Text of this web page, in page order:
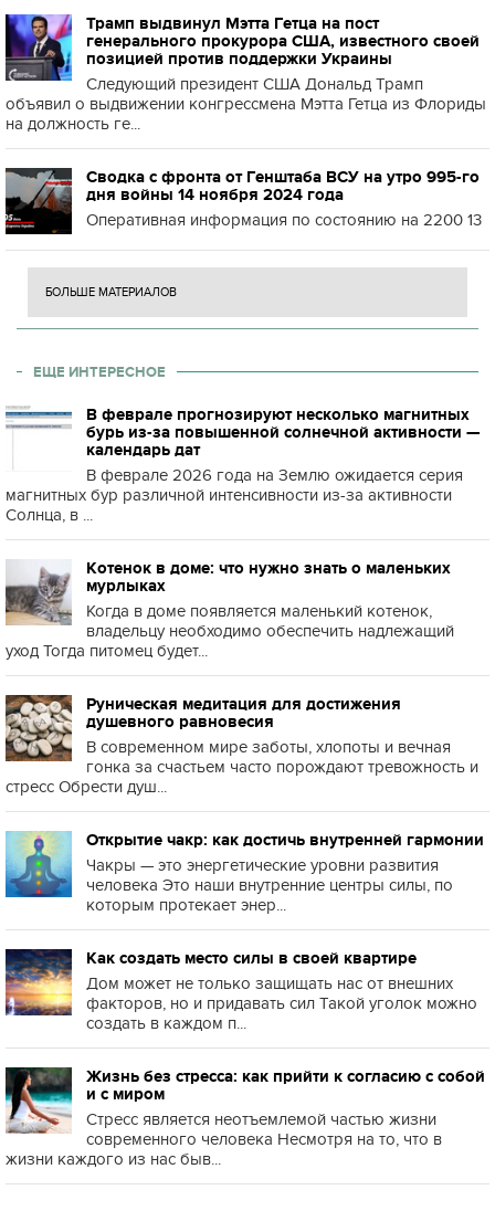
Трамп выдвинул Мэтта Гетца на пост
генерального прокурора США, известного своей
позицией против поддержки Украины
Следующий президент США Дональд Трамп
объявил о выдвижении конгрессмена Мэтта Гетца из Флориды
на должность ге...
Сводка с фронта от Генштаба ВСУ на утро 995-го
дня войны 14 ноября 2024 года
Оперативная информация по состоянию на 2200 13
БОЛЬШЕ МАТЕРИАЛОВ
ЕЩЕ ИНТЕРЕСНОЕ
В феврале прогнозируют несколько магнитных
бурь из-за повышенной солнечной активности —
календарь дат
В феврале 2026 года на Землю ожидается серия
магнитных бур различной интенсивности из-за активности
Солнца, в ...
Котенок в доме: что нужно знать о маленьких
мурлыках
Когда в доме появляется маленький котенок,
владельцу необходимо обеспечить надлежащий
уход Тогда питомец будет...
Руническая медитация для достижения
душевного равновесия
В современном мире заботы, хлопоты и вечная
гонка за счастьем часто порождают тревожность и
стресс Обрести душ...
Открытие чакр: как достичь внутренней гармонии
Чакры — это энергетические уровни развития
человека Это наши внутренние центры силы, по
которым протекает энер...
Как создать место силы в своей квартире
Дом может не только защищать нас от внешних
факторов, но и придавать сил Такой уголок можно
создать в каждом п...
Жизнь без стресса: как прийти к согласию с собой
и с миром
Стресс является неотъемлемой частью жизни
современного человека Несмотря на то, что в
жизни каждого из нас быв...